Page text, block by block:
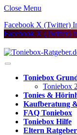
Close Menu
Facebook X (Twitter)
Facebook X (Twitter)
Toniebox
Toniebox 2
Tonies &
Kaufberatung
FAQ Toniebox
Toniebox Hilfe
Eltern Ratgeber